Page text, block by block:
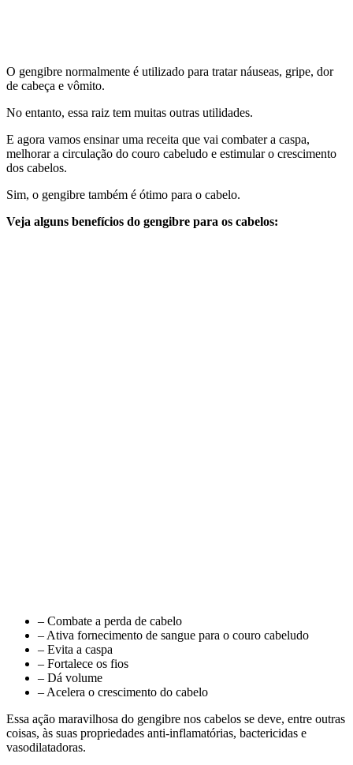
O gengibre normalmente é utilizado para tratar náuseas, gripe, dor
de cabeça e vômito.
No entanto, essa raiz tem muitas outras utilidades.
E agora vamos ensinar uma receita que vai combater a caspa,
melhorar a circulação do couro cabeludo e estimular o crescimento
dos cabelos.
Sim, o gengibre também é ótimo para o cabelo.
Veja alguns benefícios do gengibre para os cabelos:
– Combate a perda de cabelo
– Ativa fornecimento de sangue para o couro cabeludo
– Evita a caspa
– Fortalece os fios
– Dá volume
– Acelera o crescimento do cabelo
Essa ação maravilhosa do gengibre nos cabelos se deve, entre outras
coisas, às suas propriedades anti-inflamatórias, bactericidas e
vasodilatadoras.